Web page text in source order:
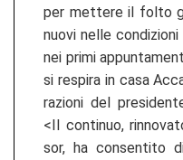
per met­te­re il folto
nuovi nelle
nei primi
si re­spi­ra in casa
ra­zio­ni del
<Il con­ti­nuo,
sor, ha con­sen­ti­to